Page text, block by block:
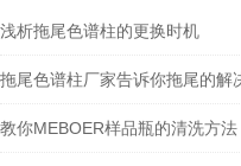
浅析拖尾色谱柱的更换时机
拖尾色谱柱厂家告诉你拖尾的解
教你MEBOER样品瓶的清洗方法